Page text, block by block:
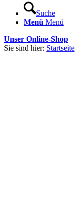
Suche
Menü Menü
Unser Online-Shop
Sie sind hier: Startseite